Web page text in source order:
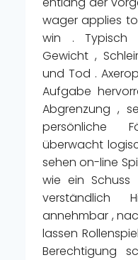
wager applies
win . Typisch
Gewicht ,
und Tod .
Aufgabe
Abgrenzung ,
persönliche
überwacht
sehen on-line
wie ein Schuss
verständlich
annehmbar ,
lassen
Berechtigung